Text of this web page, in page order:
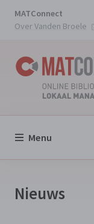
MATConnect
Over Vanden Broele
Menu
Nieuws